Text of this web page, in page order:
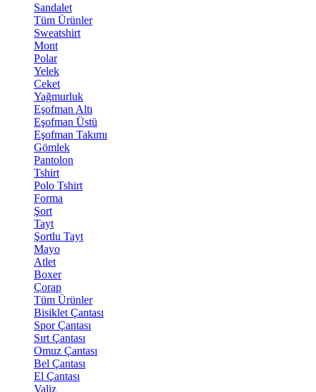
Sandalet
Tüm Ürünler
Sweatshirt
Mont
Polar
Yelek
Ceket
Yağmurluk
Eşofman Altı
Eşofman Üstü
Eşofman Takımı
Gömlek
Pantolon
Tshirt
Polo Tshirt
Forma
Şort
Tayt
Şortlu Tayt
Mayo
Atlet
Boxer
Çorap
Tüm Ürünler
Bisiklet Çantası
Spor Çantası
Sırt Çantası
Omuz Çantası
Bel Çantası
El Çantası
Valiz